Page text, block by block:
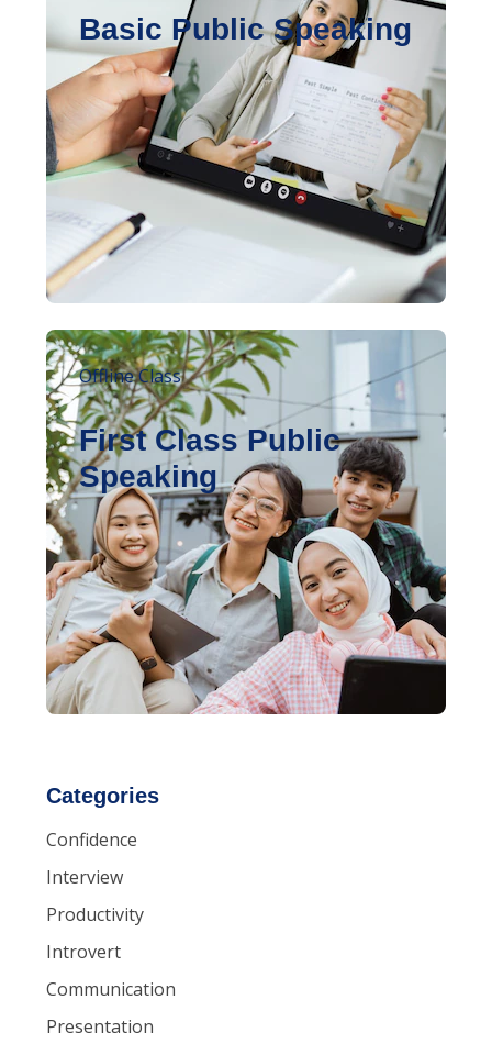
Categories
Confidence
Interview
Productivity
Introvert
Communication
Presentation
Basic Public Speaking
Offline Class
First Class Public
Speaking